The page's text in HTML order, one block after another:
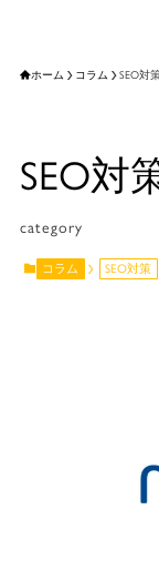
ホーム コラム SEO対
SEO対
category
コラム SEO対策